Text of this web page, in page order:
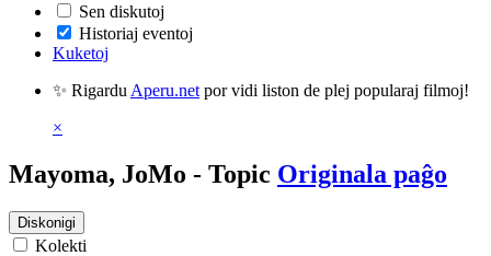
Sen diskutoj
Historiaj eventoj
Kuketoj
✨ Rigardu Aperu.net por vidi liston de plej popularaj filmoj!
×
Mayoma, JoMo - Topic Originala paĝo
Diskonigi
Kolekti